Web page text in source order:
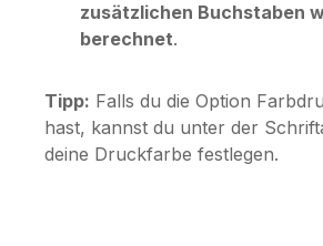
zusätzlichen Buchstaben
berechnet.
Tipp: Falls du die Option
hast, kannst du unter der
deine Druckfarbe festlegen.